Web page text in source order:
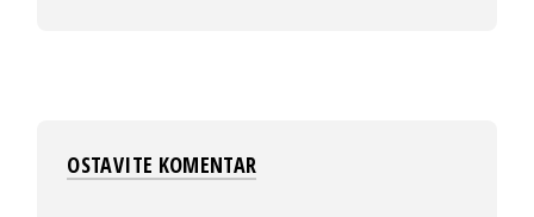
OSTAVITE KOMENTAR